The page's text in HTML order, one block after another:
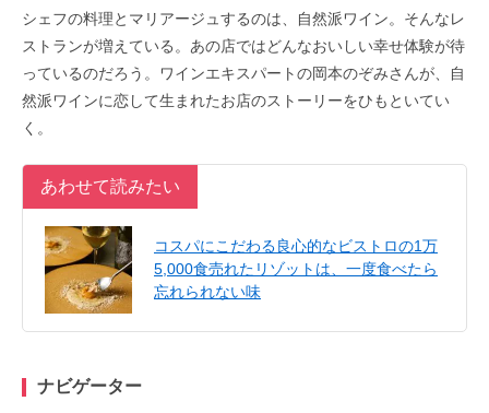
シェフの料理とマリアージュするのは、自然派ワイン。そんなレ
ストランが増えている。あの店ではどんなおいしい幸せ体験が待
っているのだろう。ワインエキスパートの岡本のぞみさんが、自
然派ワインに恋して生まれたお店のストーリーをひもといてい
く。
あわせて読みたい
コスパにこだわる良心的なビストロの1万
5,000食売れたリゾットは、一度食べたら
忘れられない味
ナビゲーター